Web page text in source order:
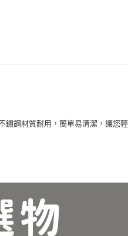
鋼材質耐用，簡單易清潔，讓您